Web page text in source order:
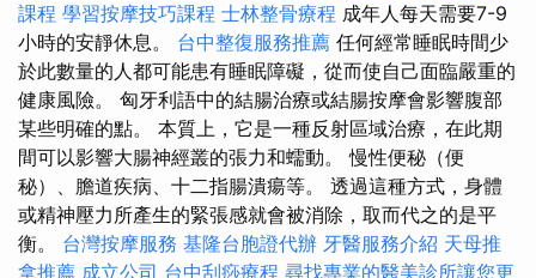
課程 學習按摩技巧課程 士林整骨療程 成年人每天需要7-9
小時的安靜休息。 台中整復服務推薦 任何經常睡眠時間少
於此數量的人都可能患有睡眠障礙，從而使自己面臨嚴重的
健康風險。 匈牙利語中的結腸治療或結腸按摩會影響腹部
某些明確的點。 本質上，它是一種反射區域治療，在此期
間可以影響大腸神經叢的張力和蠕動。 慢性便秘（便
秘）、膽道疾病、十二指腸潰瘍等。 透過這種方式，身體
或精神壓力所產生的緊張感就會被消除，取而代之的是平
衡。 台灣按摩服務 基隆台胞證代辦 牙醫服務介紹 天母推
拿推薦 成立公司 台中刮痧療程 尋找專業的醫美診所讓您更